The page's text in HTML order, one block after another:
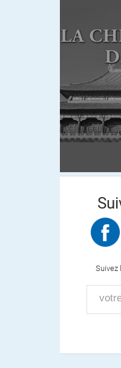
Suivez